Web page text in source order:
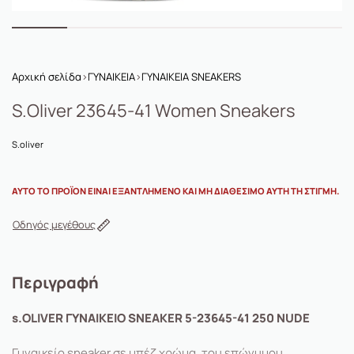
Αρχική σελίδα›ΓΥΝΑΙΚΕΙΑ›ΓΥΝΑΙΚΕΙΑ SNEAKERS
S.Oliver 23645-41 Women Sneakers
S.oliver
ΑΥΤΌ ΤΟ ΠΡΟΪΌΝ ΕΊΝΑΙ ΕΞΑΝΤΛΗΜΈΝΟ ΚΑΙ ΜΗ ΔΙΑΘΈΣΙΜΟ ΑΥΤΉ ΤΗ ΣΤΙΓΜΉ.
Οδηγός μεγέθους
Περιγραφή
s.OLIVER ΓΥΝΑΙΚΕΙΟ SNEAKER 5-23645-41 250 NUDE